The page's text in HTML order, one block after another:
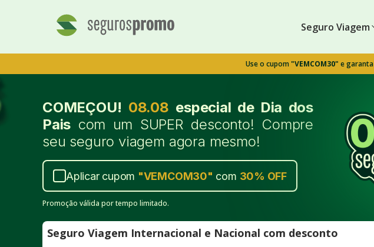
Seguro Viagem
Use o cupom"VEMCOM30" e garanta
COMEÇOU! 08.08 especial de Dia dos
Pais com um SUPER desconto! Compre
seu seguro viagem agora mesmo!
Aplicar cupom "VEMCOM30" com 30% OFF
Promoção válida por tempo limitado.
Seguro Viagem Internacional e Nacional com desconto